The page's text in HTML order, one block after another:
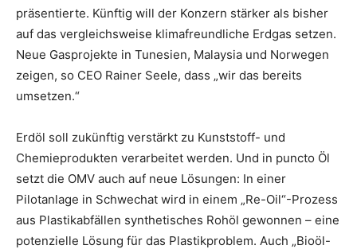
präsentierte. Künftig will der Konzern stärker als bisher
auf das vergleichsweise klimafreundliche Erdgas setzen.
Neue Gasprojekte in Tunesien, Malaysia und Norwegen
zeigen, so CEO Rainer Seele, dass „wir das bereits
umsetzen.“
Erdöl soll zukünftig verstärkt zu Kunststoff- und
Chemieprodukten verarbeitet werden. Und in puncto Öl
setzt die OMV auch auf neue Lösungen: In einer
Pilotanlage in Schwechat wird in einem „Re-Oil“-Prozess
aus Plastikabfällen synthetisches Rohöl gewonnen – eine
potenzielle Lösung für das Plastikproblem. Auch „Bioöl-